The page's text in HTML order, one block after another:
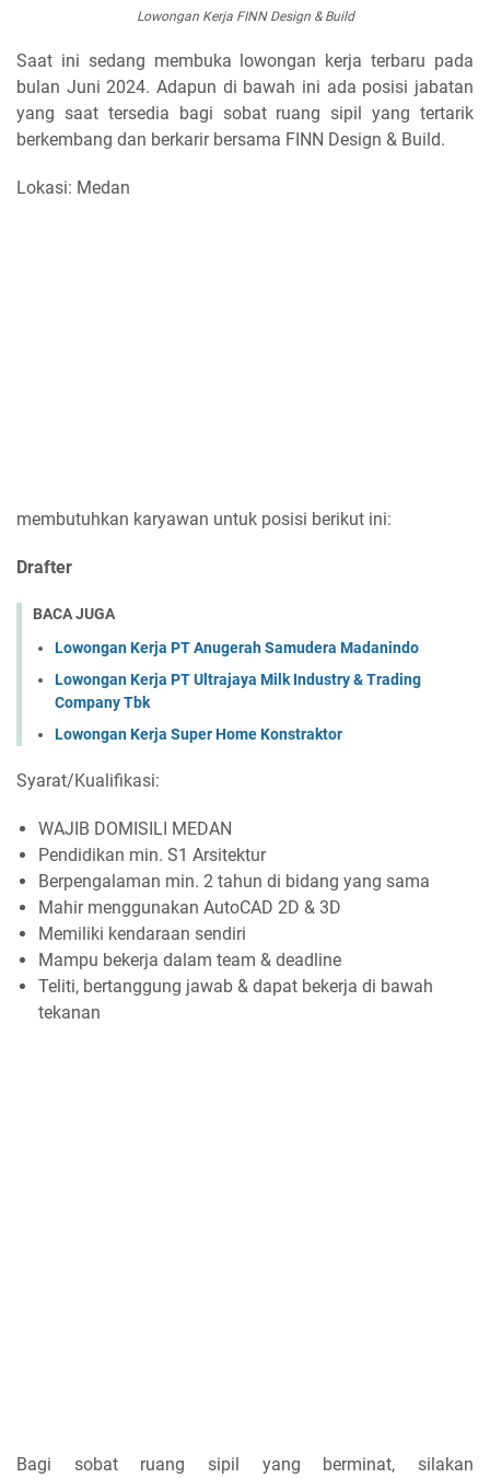
Lowongan Kerja FINN Design & Build
Saat ini sedang membuka lowongan kerja terbaru pada
bulan Juni 2024. Adapun di bawah ini ada posisi jabatan
yang saat tersedia bagi sobat ruang sipil yang tertarik
berkembang dan berkarir bersama FINN Design & Build.
Lokasi: Medan
membutuhkan karyawan untuk posisi berikut ini:
Drafter
BACA JUGA
Lowongan Kerja PT Anugerah Samudera Madanindo
Lowongan Kerja PT Ultrajaya Milk Industry & Trading
Company Tbk
Lowongan Kerja Super Home Konstraktor
Syarat/Kualifikasi:
WAJIB DOMISILI MEDAN
Pendidikan min. S1 Arsitektur
Berpengalaman min. 2 tahun di bidang yang sama
Mahir menggunakan AutoCAD 2D & 3D
Memiliki kendaraan sendiri
Mampu bekerja dalam team & deadline
Teliti, bertanggung jawab & dapat bekerja di bawah
tekanan
Bagi sobat ruang sipil yang berminat, silakan